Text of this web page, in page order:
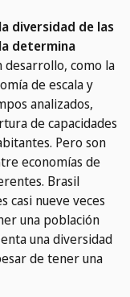
diversidad de las
determina
desarrollo, como la
de escala y
analizados,
de capacidades
Pero son
economías de
Brasil
casi nueve veces
una población
una diversidad
de tener una